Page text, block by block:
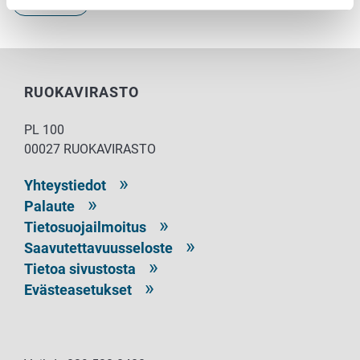
RUOKAVIRASTO
PL 100
00027 RUOKAVIRASTO
Yhteystiedot
Palaute
Tietosuojailmoitus
Saavutettavuusseloste
Tietoa sivustosta
Evästeasetukset